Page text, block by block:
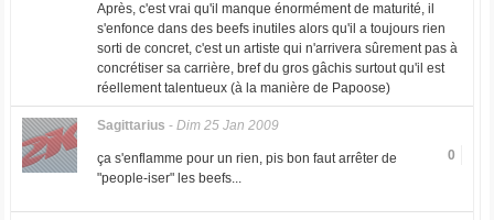
Après, c'est vrai qu'il manque énormément de maturité, il
s'enfonce dans des beefs inutiles alors qu'il a toujours rien
sorti de concret, c'est un artiste qui n'arrivera sûrement pas à
concrétiser sa carrière, bref du gros gâchis surtout qu'il est
réellement talentueux (à la manière de Papoose)
Sagittarius - Dim 25 Jan 2009
0
ça s'enflamme pour un rien, pis bon faut arrêter de
"people-iser" les beefs...